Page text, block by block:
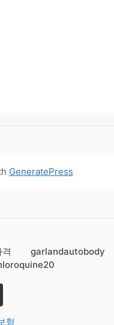
GeneratePress
garlandautobody
험